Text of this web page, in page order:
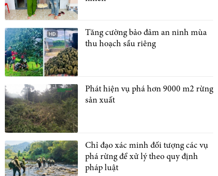
Tăng cường bảo đảm an ninh mùa
thu hoạch sầu riêng
Phát hiện vụ phá hơn 9000 m2 rừng
sản xuất
Chỉ đạo xác minh đối tượng các vụ
phá rừng để xử lý theo quy định
pháp luật